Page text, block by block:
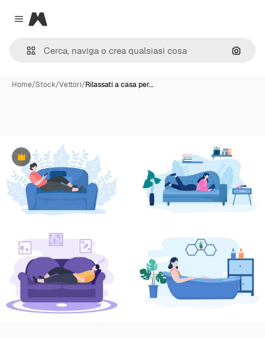
Close menu
Magnific
Cerca
Home/Stock/Vettori/Rilassati a casa per…
Premium